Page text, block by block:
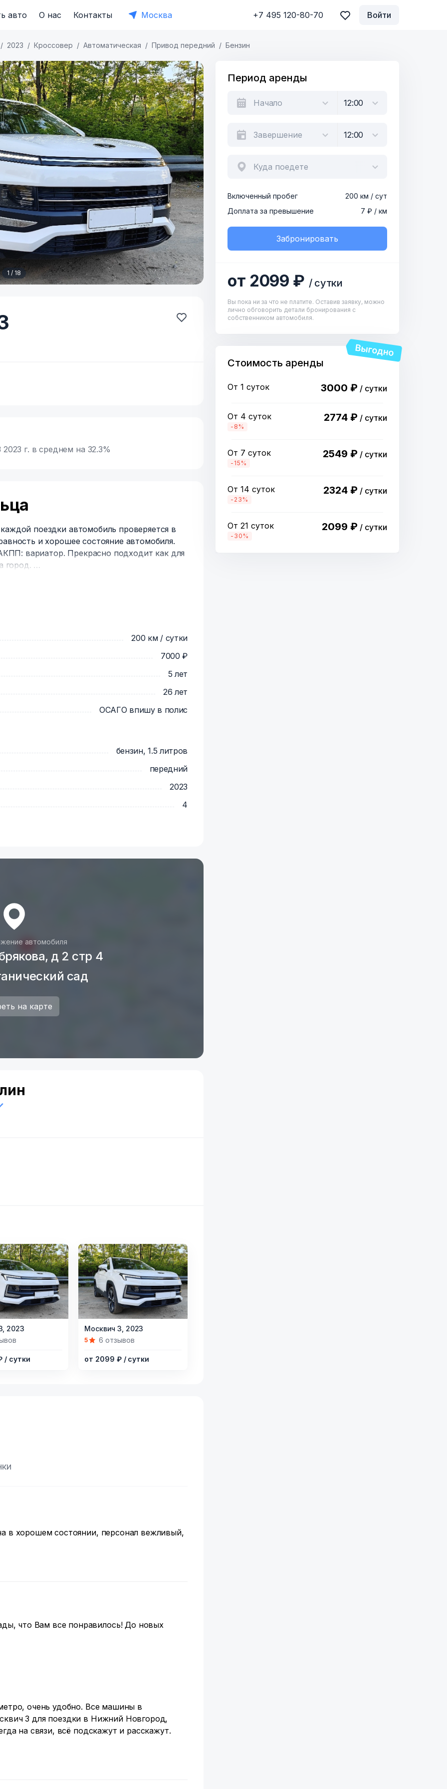
авто О нас Контакты Москва +7 495 120-80-70 Войти
2023 Кроссовер Автоматическая Привод передний Бензин
1 / 18
г. в среднем на 32.3%
поездки автомобиль проверяется в
и хорошее состояние автомобиля.
город.
поездок: трос, огнетушитель, знак
По запросу можем предоставить
каждый час.
200 км / сутки
7000 ₽
5 лет
26 лет
ОСАГО впишу в полис
бензин, 1.5 литров
передний
2023
4
автомобиля
д 2 стр 4
сад
на карте
2023
/ сутки
Item
20
Москвич 3, 2023
5 6 отзывов
от 2099 ₽ / сутки
Период аренды
Куда поедете
Включенный пробег
200 км / сут
Доплата за превышение
7 ₽ / км
Забронировать
от 2099 ₽ / сутки
Вы пока ни за что не платите. Оставив заявку, можно
лично обговорить детали бронирования с
собственником автомобиля.
Стоимость аренды
От 1 суток 3000 ₽ / сутки
От 4 суток
-8%
2774 ₽ / сутки
От 7 суток
-15%
2549 ₽ / сутки
От 14 суток
-23%
2324 ₽ / сутки
От 21 суток
-30%
2099 ₽ / сутки
в хорошем состоянии, персонал вежливый,
что Вам все понравилось! До новых
очень удобно. Все машины в
3 для поездки в Нижний Новгород,
на связи, всё подскажут и расскажут.